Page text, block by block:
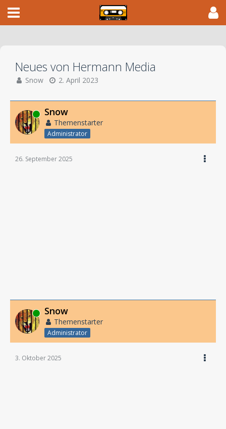
Neues von Hermann Media
Snow 2. April 2023
Online Snow
Themenstarter
Administrator
26. September 2025
Online Snow
Themenstarter
Administrator
3. Oktober 2025